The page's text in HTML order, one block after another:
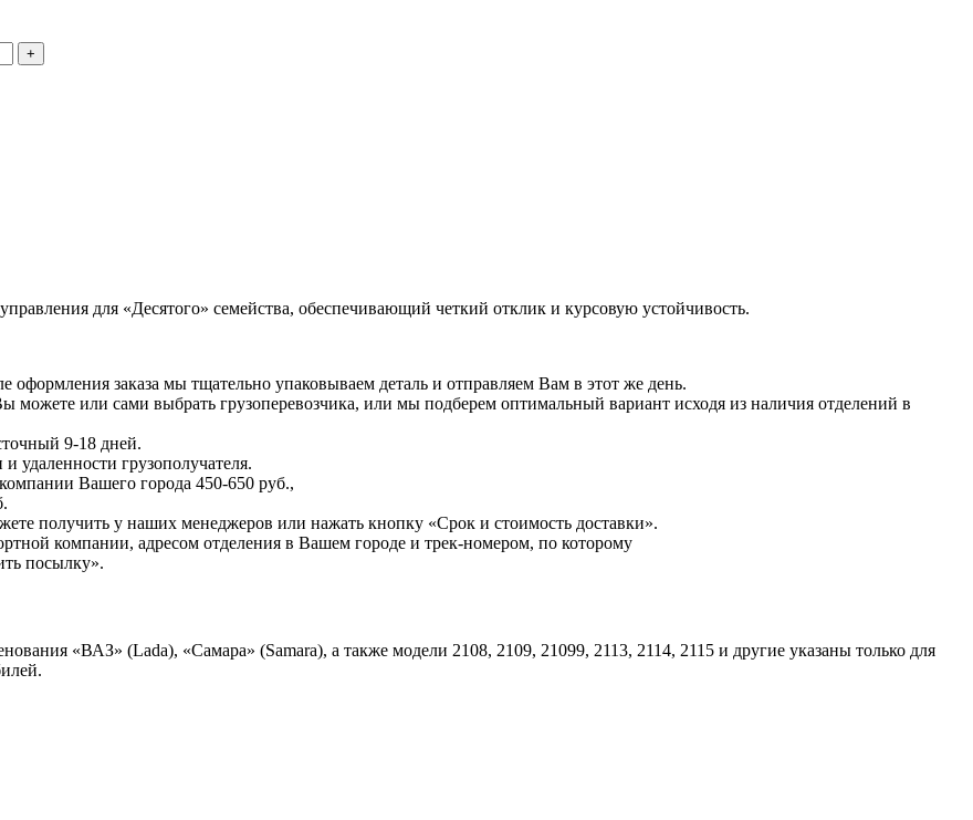
для «Десятого» семейства, обеспечивающий четкий отклик и курсовую устойчивость.
оформления заказа мы тщательно упаковываем деталь и отправляем Вам в этот же день.
или сами выбрать грузоперевозчика, или мы подберем оптимальный вариант исходя из наличия отделений в
9-18 дней.
удаленности грузополучателя.
Вашего города 450-650 руб.,
получить у наших менеджеров или нажать кнопку «Срок и стоимость доставки».
компании, адресом отделения в Вашем городе и трек-номером, по которому
посылку».
«ВАЗ» (Lada), «Самара» (Samara), а также модели 2108, 2109, 21099, 2113, 2114, 2115 и другие указаны только для